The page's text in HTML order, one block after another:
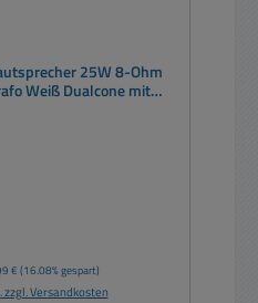
25W 8-Ohm
Weiß Dualcone mit
Preis:
€(16.08% gespart)
zzgl. Versandkosten